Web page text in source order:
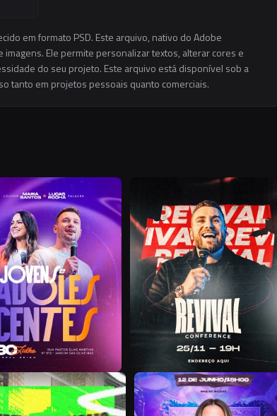
em formato PSD. Este arquivo, nativo do Adobe
Ele permite personalizar textos, alterar cores e
do seu projeto. Este arquivo está disponível sob a
tanto em projetos pessoais quanto comerciais.
F
F